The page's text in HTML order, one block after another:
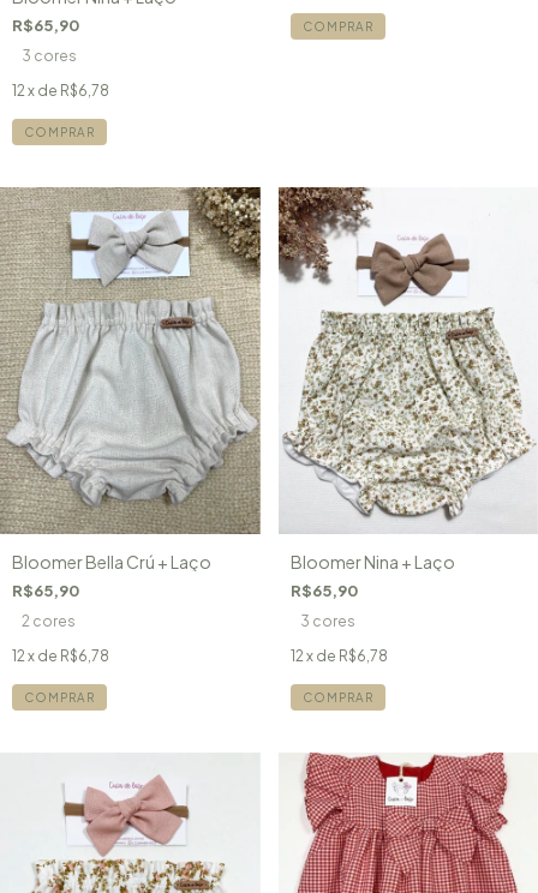
R$65,90
3 cores
12x de R$6,78
COMPRAR
COMPRAR
Bloomer Bella Crú + Laço
R$65,90
2 cores
12 x de R$6,78
COMPRAR
Bloomer Nina + Laço
R$65,90
3 cores
12 x de R$6,78
COMPRAR